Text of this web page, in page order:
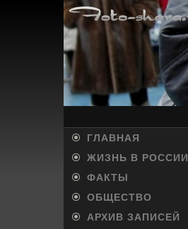
ГЛАВНАЯ
ЖИЗНЬ В РОССИИ
ФАКТЫ
ОБЩЕСТВО
АРХИВ ЗАПИСЕЙ